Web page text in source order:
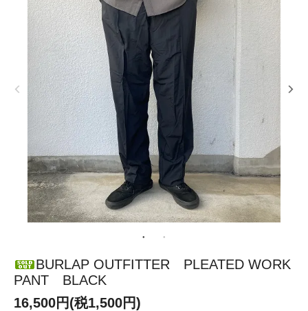
BURLAP OUTFITTER PLEATED WORK
PANT BLACK
16,500円(税1,500円)